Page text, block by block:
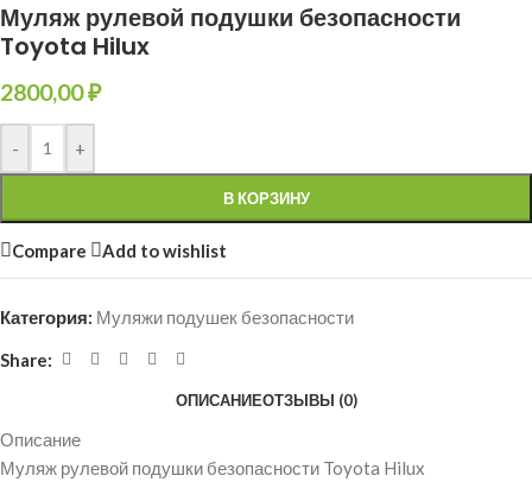
Муляж рулевой подушки безопасности
Toyota Hilux
2800,00₽
- +
В КОРЗИНУ
Compare Add to wishlist
Категория: Муляжи подушек безопасности
Share:
ОПИСАНИЕОТЗЫВЫ (0)
Описание
Муляж рулевой подушки безопасности Toyota Hilux